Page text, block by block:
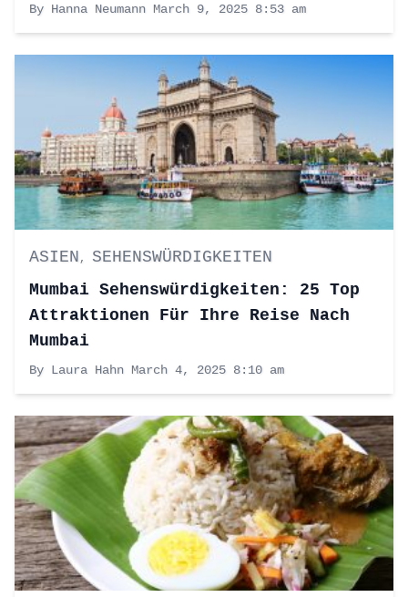
By Hanna Neumann March 9, 2025 8:53 am
ASIEN , SEHENSWÜRDIGKEITEN
Mumbai Sehenswürdigkeiten: 25 Top
Attraktionen Für Ihre Reise Nach
Mumbai
By Laura Hahn March 4, 2025 8:10 am